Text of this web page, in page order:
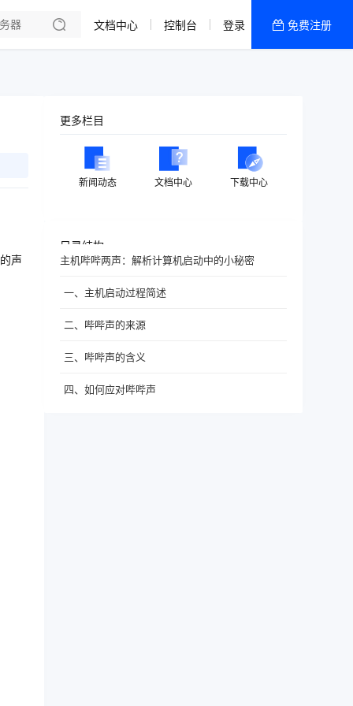
文档中心 控制台 登录 免费注册
声
更多栏目
新闻动态 文档中心 下载中心
目录结构
主机哔哔两声：解析计算机启动中的小秘密
一、主机启动过程简述
二、哔哔声的来源
三、哔哔声的含义
四、如何应对哔哔声